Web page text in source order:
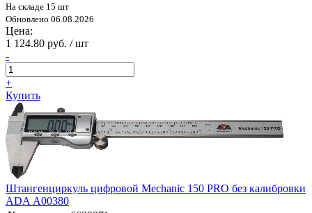
На складе 15 шт
Обновлено 06.08.2026
Цена:
1 124.80 руб. / шт
-
+
Купить
Штангенциркуль цифровой Mechanic 150 PRO без калибровки
ADA А00380